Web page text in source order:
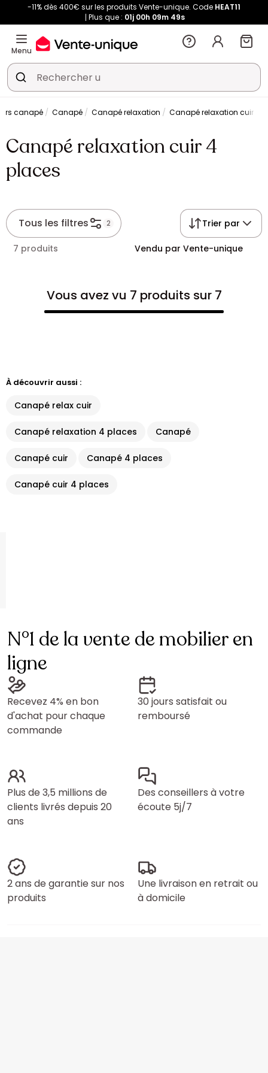
-11% dès 400€ sur les produits Vente-unique. Code HEAT11
Plus que : 01j 00h 09m 49s
Menu
canapé Canapé Canapé relaxation Canapé relaxation cuir 4
Canapé relaxation cuir 4
places
Tous les filtres 2 Trier par
7 produits Vendu par Vente-unique
Vous avez vu 7 produits sur 7
À découvrir aussi :
Canapé relax cuir
Canapé relaxation 4 places Canapé
Canapé cuir Canapé 4 places
Canapé cuir 4 places
N°1 de la vente de mobilier en
ligne
Recevez 4% en bon
d'achat pour chaque
commande
30 jours satisfait ou
remboursé
Plus de 3,5 millions de
clients livrés depuis 20
ans
Des conseillers à votre
écoute 5j/7
2 ans de garantie sur nos
produits
Une livraison en retrait ou
à domicile